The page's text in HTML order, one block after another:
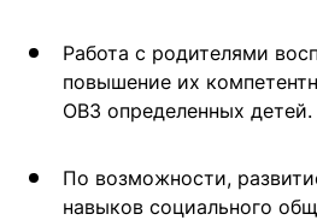
Работа с родителями
повышение их
ОВЗ определенных детей.
По возможности,
навыков социального